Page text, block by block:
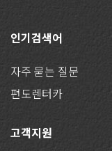
인기검색어
자주 묻는 질문
편도렌터카
고객지원